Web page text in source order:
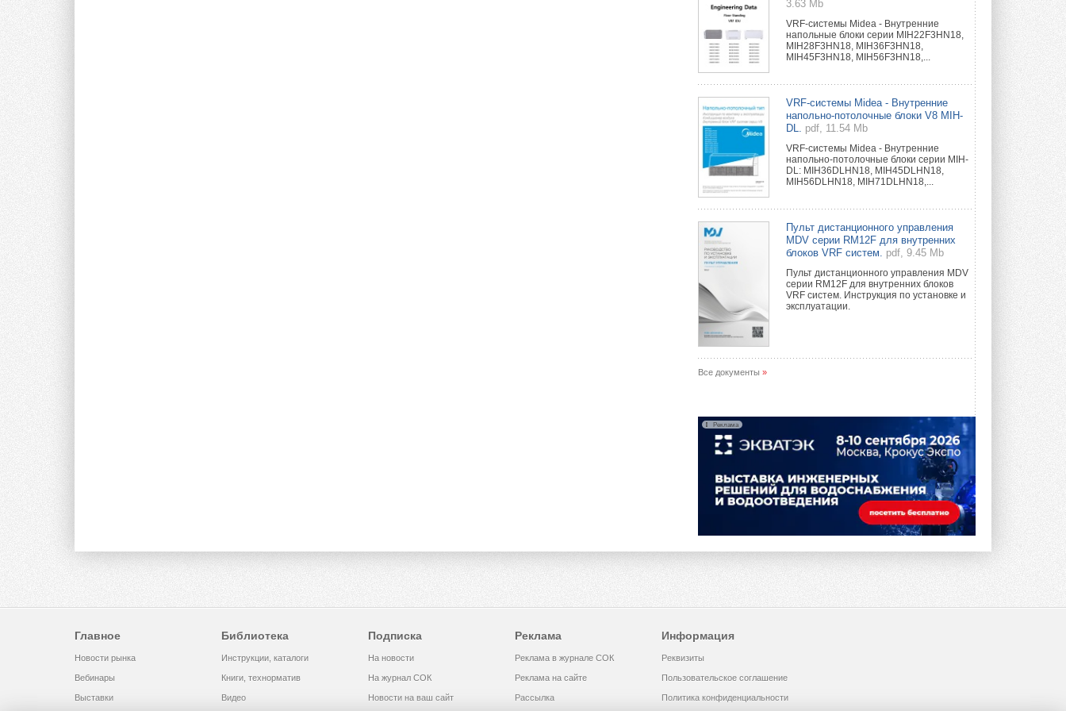
3.63 Mb
VRF-системы Midea - Внутренние
напольные блоки серии MIH22F3HN18,
MIH28F3HN18, MIH36F3HN18,
MIH45F3HN18, MIH56F3HN18,...
VRF-системы Midea - Внутренние
напольно-потолочные блоки V8 MIH-
DL.
pdf, 11.54 Mb
VRF-системы Midea - Внутренние
напольно-потолочные блоки серии MIH-
DL: MIH36DLHN18, MIH45DLHN18,
MIH56DLHN18, MIH71DLHN18,...
Пульт дистанционного управления
MDV серии RM12F для внутренних
блоков VRF систем.
pdf, 9.45 Mb
Пульт дистанционного управления MDV
серии RM12F для внутренних блоков
VRF систем. Инструкция по установке и
эксплуатации.
Все документы »
Реклама
Главное
Новости рынка
Вебинары
Выставки
Библиотека
Инструкции, каталоги
Книги, технорматив
Видео
Подписка
На новости
На журнал СОК
Новости на ваш сайт
Реклама
Реклама в журнале СОК
Реклама на сайте
Рассылка
Информация
Реквизиты
Пользовательское соглашение
Политика конфиденциальности